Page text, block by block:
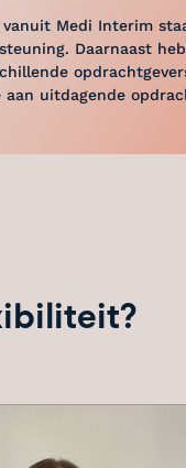
Medi Interim
Daarnaast
uitdagende